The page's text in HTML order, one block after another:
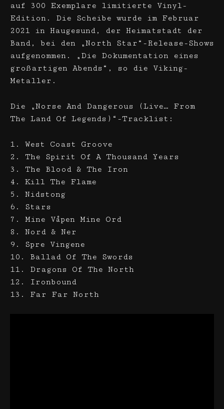
auf 300 Exemplare limitierte Vinyl-
Edition. Die Scheibe wurde im Februar
2021 in Haugesund, der Heimatstadt der
Band, bei den „North Star“-Release-Shows
aufgenommen. „Die Dokumentation eines
großartigen Abends“, so die Viking-
Metaller.
Die „Norse And Dangerous (Live… From
The Land Of Legends)“-Tracklist:
1. West Coast Groove
2. The Spirit Of A Thousand Years
3. The Blood & The Iron
4. Kill The Flame
5. Nidstong
6. Stars
7. Mine Våpen Mine Ord
8. Nord & Ner
9. Spre Vingene
10. Ballad Of The Swords
11. Dragons Of The North
12. Ironbound
13. Far Far North